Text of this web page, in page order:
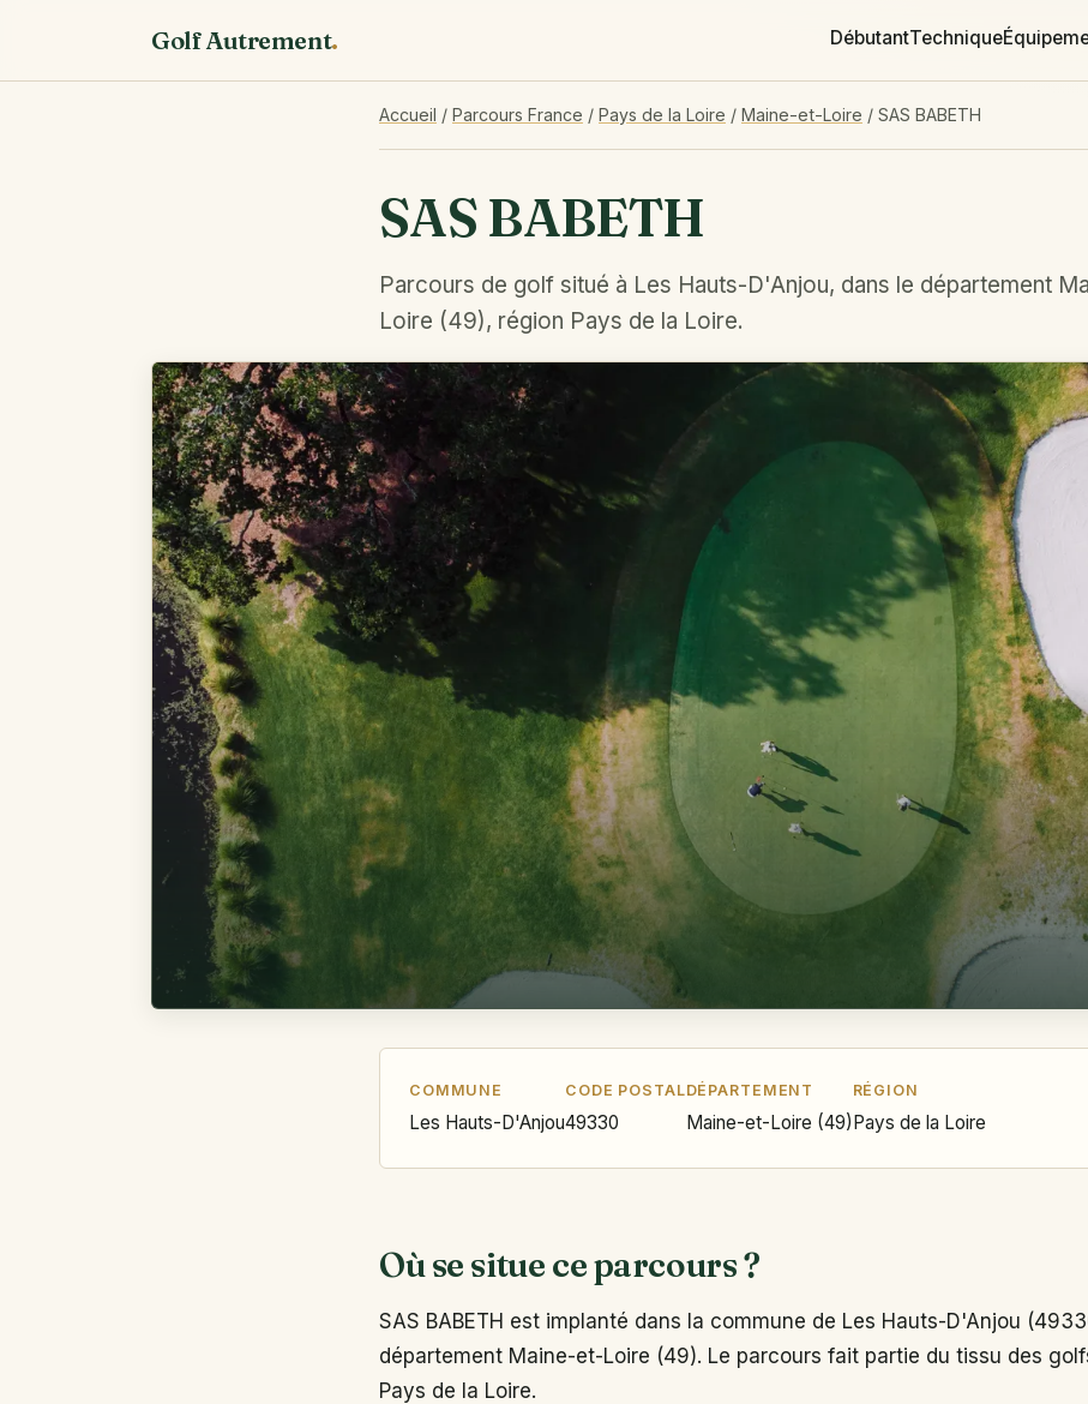
Golf Autrement. DébutantTechnique
Accueil / Parcours France / Pays de la Loire / Maine-et-Loire / SAS BABETH
SAS BABETH
Parcours de golf situé à Les Hauts-D'Anjou, dans le département
Loire (49), région Pays de la Loire.
COMMUNE
Les Hauts-D'Anjou
CODE POSTAL
49330
DÉPARTEMENT
Maine-et-Loire (49)
RÉGION
Pays de la Loire
Où se situe ce parcours ?
SAS BABETH est implanté dans la commune de Les Hauts-D'Anjou
département Maine-et-Loire (49). Le parcours fait partie du tissu des
Pays de la Loire.